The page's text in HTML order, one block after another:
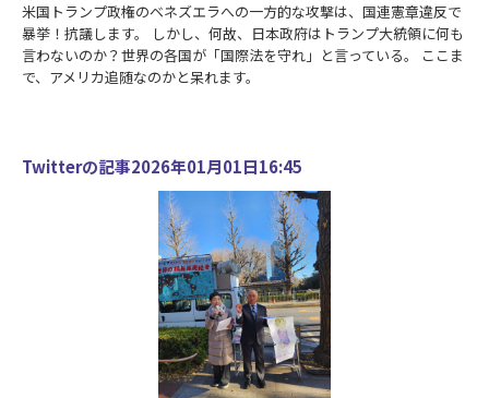
米国トランプ政権のベネズエラへの一方的な攻撃は、国連憲章違反で
暴挙！抗議します。 しかし、何故、日本政府はトランプ大統領に何も
言わないのか？世界の各国が「国際法を守れ」と言っている。 ここま
で、アメリカ追随なのかと呆れます。
Twitterの記事2026年01月01日16:45